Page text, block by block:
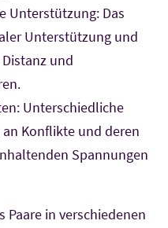
Unterstützung: Das
Unterstützung und
und
Unterschiedliche
Konflikte und deren
Spannungen
Paare in verschiedenen